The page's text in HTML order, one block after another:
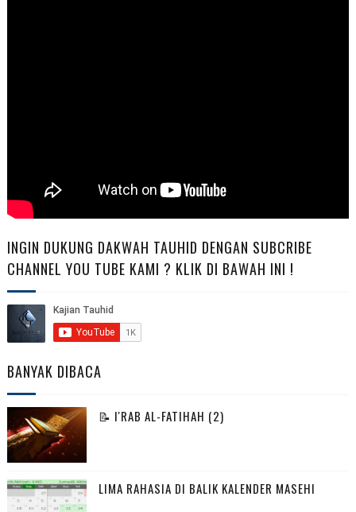
INGIN DUKUNG DAKWAH TAUHID DENGAN SUBCRIBE
CHANNEL YOU TUBE KAMI ? KLIK DI BAWAH INI !
BANYAK DIBACA
📝 I'RAB AL-FATIHAH (2)
LIMA RAHASIA DI BALIK KALENDER MASEHI